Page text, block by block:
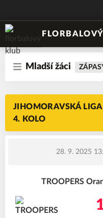
Mladší žáci
JIHOMORAVSKÁ
4. KOLO
28. 9. 2025
TROOPERS